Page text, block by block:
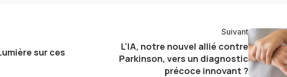
sur ces
Suivant
L'IA, notre nouvel allié contre
Parkinson, vers un diagnostic
précoce innovant ?